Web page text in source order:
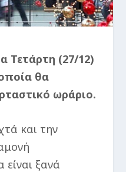
Τετάρτη (27/12)
θα
ωράριο.
και την
ξανά